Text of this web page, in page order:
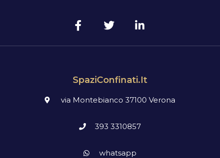
SpaziConfinati.it
via Montebianco 37100 Verona
393 3310857
whatsapp